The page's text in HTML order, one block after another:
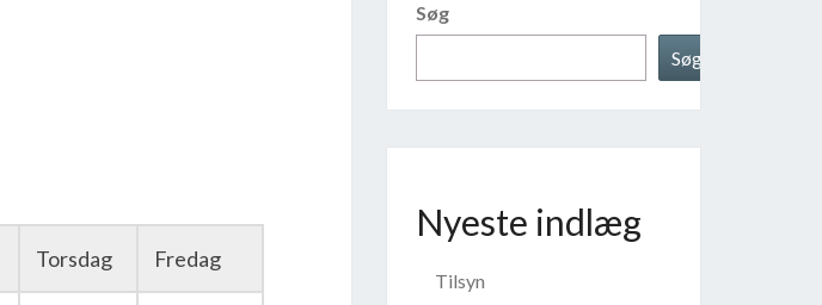
Torsdag Fredag
Søg
Søg
Nyeste indlæg
Tilsyn